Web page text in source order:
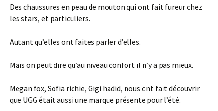
Des chaussures en peau de mouton qui ont fait fureur chez
les stars, et particuliers.
Autant qu’elles ont faites parler d’elles.
Mais on peut dire qu’au niveau confort il n’y a pas mieux.
Megan fox, Sofia richie, Gigi hadid, nous ont fait découvrir
que UGG était aussi une marque présente pour l’été.